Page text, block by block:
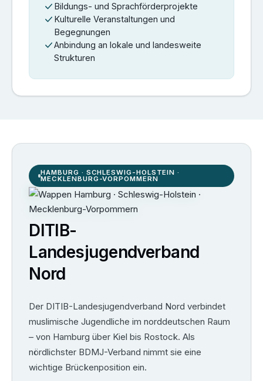
Bildungs- und Sprachförderprojekte
Kulturelle Veranstaltungen und
Begegnungen
Anbindung an lokale und landesweite
Strukturen
HAMBURG · SCHLESWIG-HOLSTEIN ·
MECKLENBURG-VORPOMMERN
DITIB-
Landesjugendverband
Nord
Der DITIB-Landesjugendverband Nord verbindet
muslimische Jugendliche im norddeutschen Raum
– von Hamburg über Kiel bis Rostock. Als
nördlichster BDMJ-Verband nimmt sie eine
wichtige Brückenposition ein.